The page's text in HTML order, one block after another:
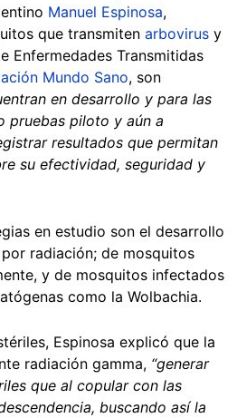
Manuel Espinosa,
que transmiten arbovirus y
Enfermedades Transmitidas
Mundo Sano, son
en desarrollo y para las
pruebas piloto y aún a
resultados que permitan
su efectividad, seguridad y
en estudio son el desarrollo
radiación; de mosquitos
y de mosquitos infectados
como la Wolbachia.
Espinosa explicó que la
radiación gamma, “generar
que al copular con las
buscando así la